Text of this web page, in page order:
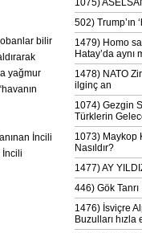
bilir
yağmur
İncili
İncili
1075)
502)
1479) Homo
Hatay’da aynı
1478) NATO
ilginç an
1074) Gezgin
Türklerin
1073) Maykop
Nasıldır?
1477) AY
446) Gök Tanrı
1476) İsviçre
Buzulları hızla